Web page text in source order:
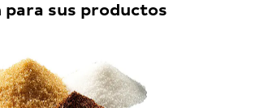
para sus productos